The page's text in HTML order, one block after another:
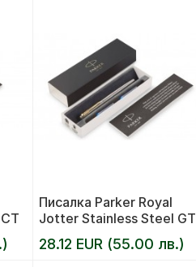
Писалка Parker Royal
Jotter Stainless Steel GT
28.12 EUR (55.00 лв.)